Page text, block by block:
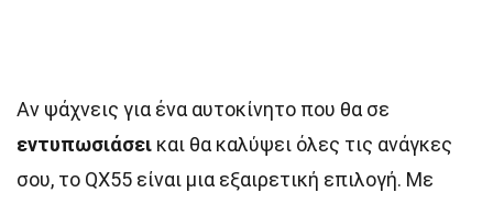
Αν ψάχνεις για ένα αυτοκίνητο που θα σε
εντυπωσιάσει και θα καλύψει όλες τις ανάγκες
σου, το QX55 είναι μια εξαιρετική επιλογή. Με